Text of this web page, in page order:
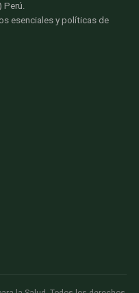
Perú.
esenciales y políticas de